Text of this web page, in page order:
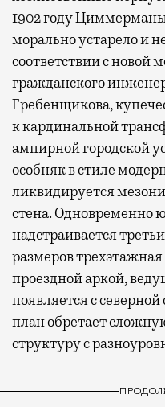
1902 году
морально устарело и
соответствии с новой
гражданского
Гребенщикова,
к кардинальной
ампирной городской
особняк в стиле
ликвидируется
стена. Одновременно
надстраивается
размеров
проездной аркой,
появляется с
план обретает
структуру с